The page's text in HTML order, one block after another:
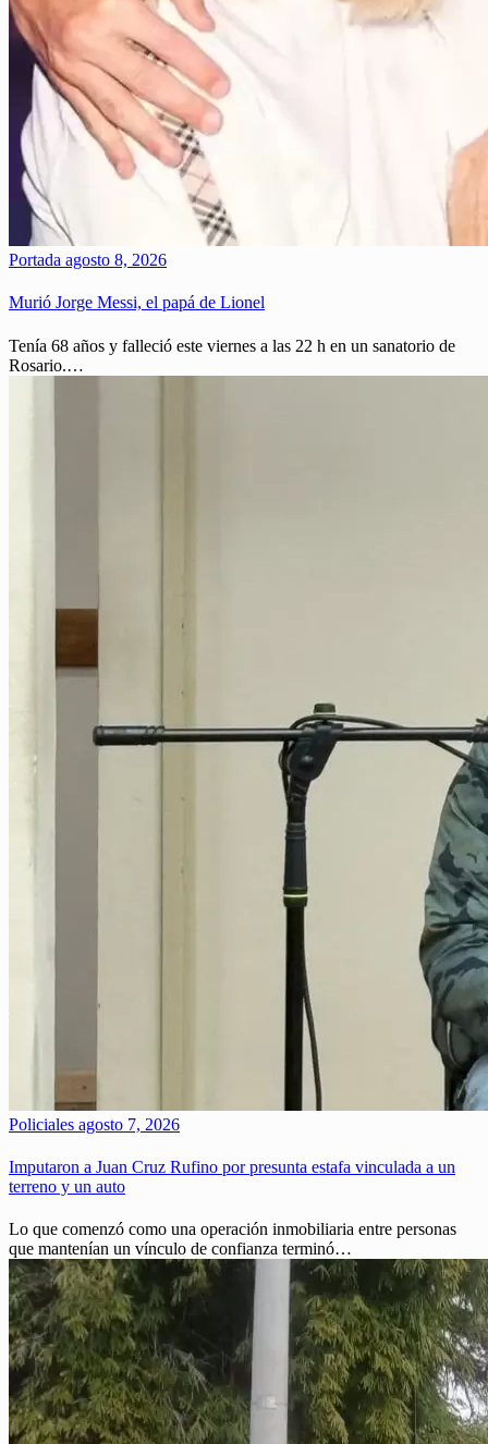
Portada agosto 8, 2026
Murió Jorge Messi, el papá de Lionel
Tenía 68 años y falleció este viernes a las 22 h en un sanatorio de
Rosario.…
Policiales agosto 7, 2026
Imputaron a Juan Cruz Rufino por presunta estafa vinculada a un
terreno y un auto
Lo que comenzó como una operación inmobiliaria entre personas
que mantenían un vínculo de confianza terminó…